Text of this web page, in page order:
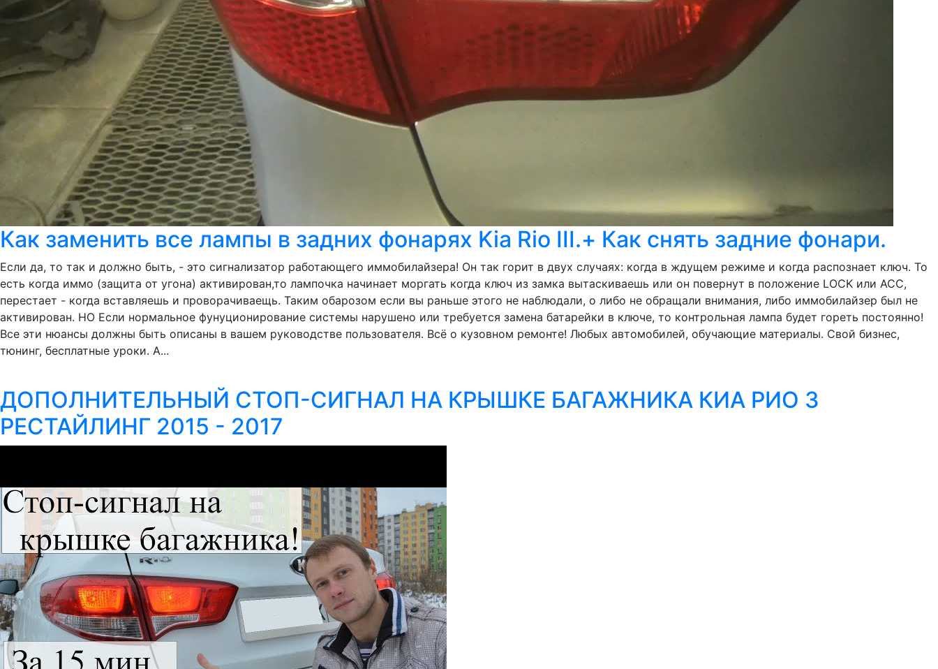
Как заменить все лампы в задних фонарях Kia Rio III.+ Как снять задние фонари.
Если да, то так и должно быть, - это сигнализатор работающего иммобилайзера! Он так горит в двух случаях: когда в ждущем режиме и когда распознает ключ. То
есть когда иммо (защита от угона) активирован,то лампочка начинает моргать когда ключ из замка вытаскиваешь или он повернут в положение LOCK или ACC,
перестает - когда вставляешь и проворачиваещь. Таким обарозом если вы раньше этого не наблюдали, о либо не обращали внимания, либо иммобилайзер был не
активирован. НО Если нормальное фунуционирование системы нарушено или требуется замена батарейки в ключе, то контрольная лампа будет гореть постоянно!
Все эти нюансы должны быть описаны в вашем руководстве пользователя. Всё о кузовном ремонте! Любых автомобилей, обучающие материалы. Свой бизнес,
тюнинг, бесплатные уроки. А...
ДОПОЛНИТЕЛЬНЫЙ СТОП-СИГНАЛ НА КРЫШКЕ БАГАЖНИКА КИА РИО 3
РЕСТАЙЛИНГ 2015 - 2017